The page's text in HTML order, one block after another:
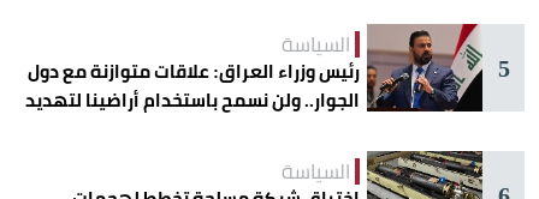
5
السياسة
رئيس وزراء العراق: علاقات متوازنة مع دول
الجوار.. ولن نسمح باستخدام أراضينا لتهديد
السياسة